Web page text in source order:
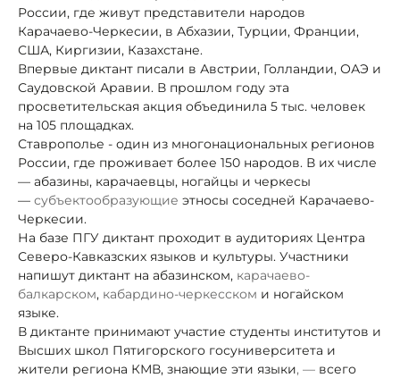
России, где живут представители народов
Карачаево-Черкесии, в Абхазии, Турции, Франции,
США, Киргизии, Казахстане.
Впервые диктант писали в Австрии, Голландии, ОАЭ и
Саудовской Аравии. В прошлом году эта
просветительская акция объединила 5 тыс. человек
на 105 площадках.
Ставрополье - один из многонациональных регионов
России, где проживает более 150 народов. В их числе
— абазины, карачаевцы, ногайцы и черкесы
— субъектообразующие этносы соседней Карачаево-
Черкесии.
На базе ПГУ диктант проходит в аудиториях Центра
Северо-Кавказских языков и культуры. Участники
напишут диктант на абазинском, карачаево-
балкарском, кабардино-черкесском и ногайском
языке.
В диктанте принимают участие студенты институтов и
Высших школ Пятигорского госуниверситета и
жители региона КМВ, знающие эти языки, — всего